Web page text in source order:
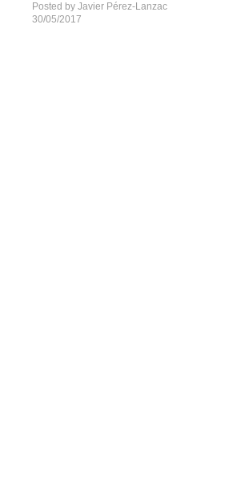
Posted by Javier Pérez-Lanzac
30/05/2017